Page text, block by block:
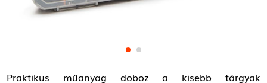
Praktikus műanyag doboz a kisebb tárgyak